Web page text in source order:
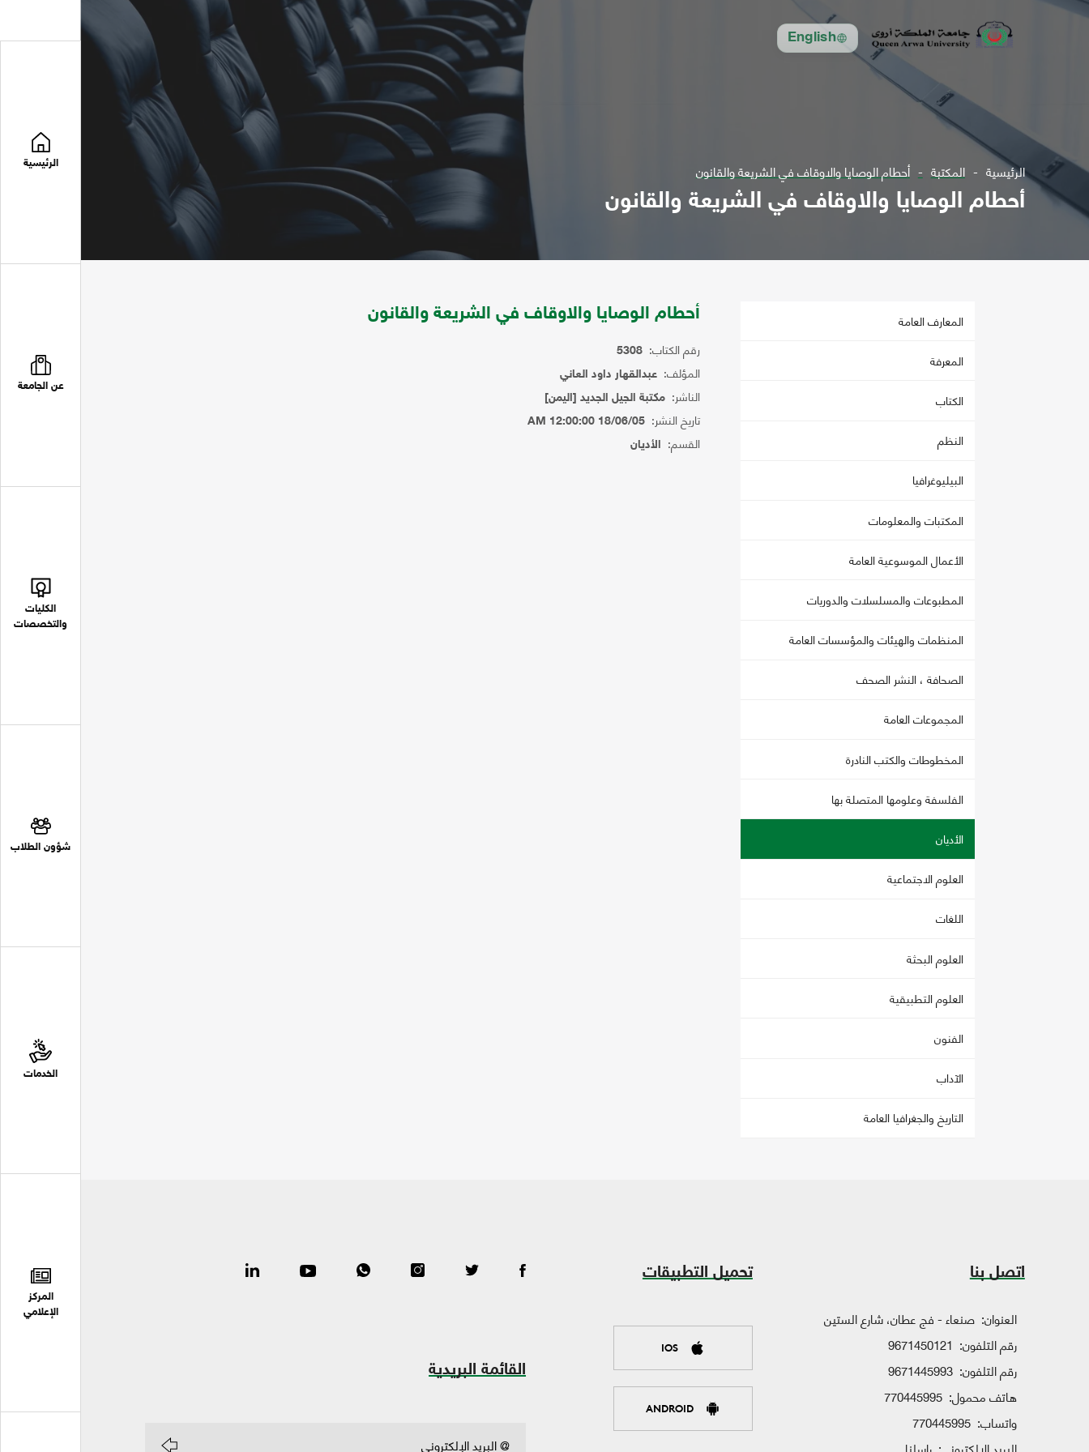
English
الرئيسية
عن الجامعة
الكليات
والتخصصات
شؤون الطلاب
الخدمات
المركز
الإعلامي
الرئيسية المكتبة أحطام الوصايا والاوقاف في الشريعة والقانون
أحطام الوصايا والاوقاف في الشريعة والقانون
المعارف العامة
المعرفة
الكتاب
النظم
البيليوغرافيا
المكتبات والمعلومات
الأعمال الموسوعية العامة
المطبوعات والمسلسلات والدوريات
المنظمات والهيئات والمؤسسات العامة
الصحافة ، النشر الصحف
المجموعات العامة
المخطوطات والكتب النادرة
الفلسفة وعلومها المتصلة بها
الأديان
العلوم الاجتماعية
اللغات
العلوم البحثة
العلوم التطبيقية
الفنون
الآداب
التاريخ والجغرافيا العامة
أحطام الوصايا والاوقاف في الشريعة والقانون
رقم الكتاب: 5308
المؤلف: عبدالقهار داود العاني
الناشر: مكتبة الجيل الجديد [اليمن]
تاريخ النشر: 18/06/05 12:00:00 AM
القسم: الأديان
اتصل بنا
العنوان: صنعاء - فج عطان، شارع الستين
رقم التلفون: 9671450121
رقم التلفون: 9671445993
هاتف محمول: 770445995
واتساب: 770445995
تحميل التطبيقات
IOS
ANDROID
القائمة البريدية